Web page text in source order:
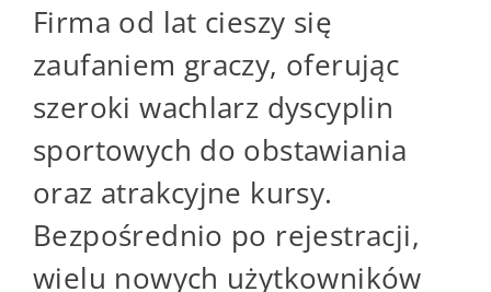
Firma od lat cieszy się
zaufaniem graczy, oferując
szeroki wachlarz dyscyplin
sportowych do obstawiania
oraz atrakcyjne kursy.
Bezpośrednio po rejestracji,
wielu nowych użytkowników